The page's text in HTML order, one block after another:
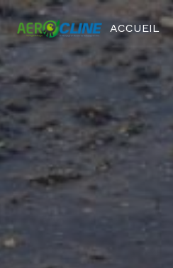
ACCUEIL
Panneau de gestion des cookies